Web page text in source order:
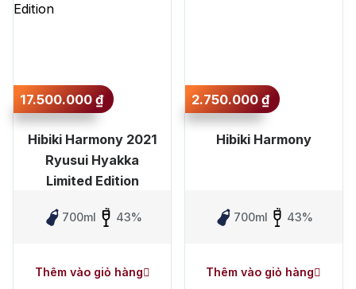
17.500.000₫
Hibiki Harmony 2021
Ryusui Hyakka
Limited Edition
700ml 43%
Thêm vào giỏ hàng
2.750.000₫
Hibiki Harmony
700ml 43%
Thêm vào giỏ hàng